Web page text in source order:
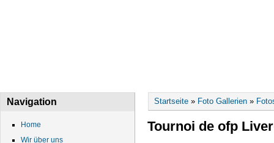
Navigation
Home
Wir über uns
Sie sind hier
Startseite » Foto Gallerien »
Tournoi de ofp